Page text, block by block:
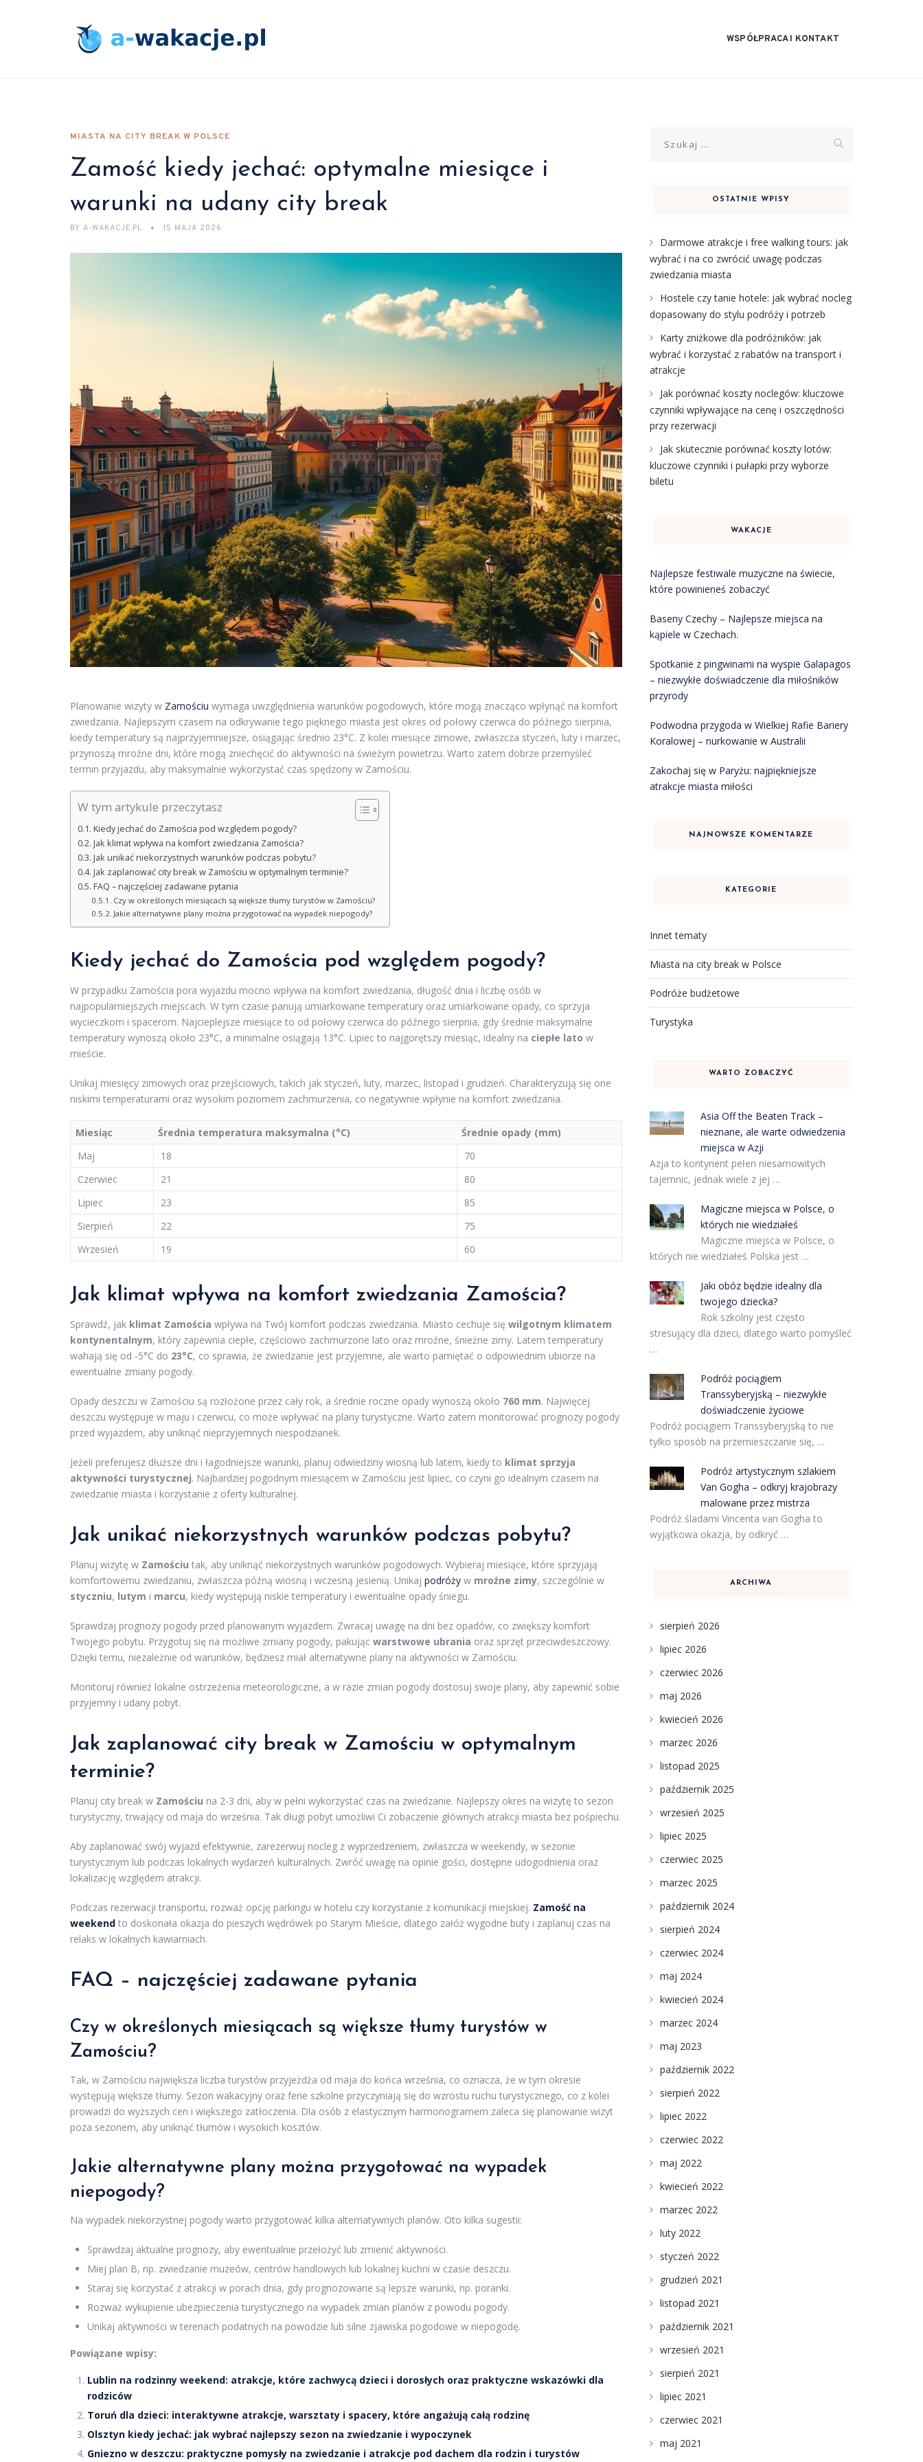
WSPÓŁPRACA I KONTAKT
MIASTA NA CITY BREAK W POLSCE
Zamość kiedy jechać: optymalne miesiące i
warunki na udany city break
BY A-WAKACJE.PL 15 MAJA 2026
Planowanie wizyty w Zamościu wymaga uwzględnienia warunków pogodowych, które mogą znacząco wpłynąć na komfort
zwiedzania. Najlepszym czasem na odkrywanie tego pięknego miasta jest okres od połowy czerwca do późnego sierpnia,
kiedy temperatury są najprzyjemniejsze, osiągając średnio 23°C. Z kolei miesiące zimowe, zwłaszcza styczeń, luty i marzec,
przynoszą mroźne dni, które mogą zniechęcić do aktywności na świeżym powietrzu. Warto zatem dobrze przemyśleć
termin przyjazdu, aby maksymalnie wykorzystać czas spędzony w Zamościu.
W tym artykule przeczytasz
Kiedy jechać do Zamościa pod względem pogody?
Jak klimat wpływa na komfort zwiedzania Zamościa?
Jak unikać niekorzystnych warunków podczas pobytu?
Jak zaplanować city break w Zamościu w optymalnym terminie?
FAQ – najczęściej zadawane pytania
Czy w określonych miesiącach są większe tłumy turystów w Zamościu?
Jakie alternatywne plany można przygotować na wypadek niepogody?
Kiedy jechać do Zamościa pod względem pogody?
W przypadku Zamościa pora wyjazdu mocno wpływa na komfort zwiedzania, długość dnia i liczbę osób w
najpopularniejszych miejscach. W tym czasie panują umiarkowane temperatury oraz umiarkowane opady, co sprzyja
wycieczkom i spacerom. Najcieplejsze miesiące to od połowy czerwca do późnego sierpnia, gdy średnie maksymalne
temperatury wynoszą około 23°C, a minimalne osiągają 13°C. Lipiec to najgorętszy miesiąc, idealny na ciepłe lato w
mieście.
Unikaj miesięcy zimowych oraz przejściowych, takich jak styczeń, luty, marzec, listopad i grudzień. Charakteryzują się one
niskimi temperaturami oraz wysokim poziomem zachmurzenia, co negatywnie wpłynie na komfort zwiedzania.
Miesiąc Średnia temperatura maksymalna (°C)
Średnie opady (mm)
Maj
18
70
Czerwiec
21
80
Lipiec
23
85
Sierpień
22
75
Wrzesień
19 60
Jak klimat wpływa na komfort zwiedzania Zamościa?
Sprawdź, jak klimat Zamościa wpływa na Twój komfort podczas zwiedzania. Miasto cechuje się wilgotnym klimatem
kontynentalnym, który zapewnia ciepłe, częściowo zachmurzone lato oraz mroźne, śnieżne zimy. Latem temperatury
wahają się od -5°C do 23°C, co sprawia, że zwiedzanie jest przyjemne, ale warto pamiętać o odpowiednim ubiorze na
ewentualne zmiany pogody.
Opady deszczu w Zamościu są rozłożone przez cały rok, a średnie roczne opady wynoszą około 760 mm. Najwięcej
deszczu występuje w maju i czerwcu, co może wpływać na plany turystyczne. Warto zatem monitorować prognozy pogody
przed wyjazdem, aby uniknąć nieprzyjemnych niespodzianek.
Jeżeli preferujesz dłuższe dni i łagodniejsze warunki, planuj odwiedziny wiosną lub latem, kiedy to klimat sprzyja
aktywności turystycznej. Najbardziej pogodnym miesiącem w Zamościu jest lipiec, co czyni go idealnym czasem na
zwiedzanie miasta i korzystanie z oferty kulturalnej.
Jak unikać niekorzystnych warunków podczas pobytu?
Planuj wizytę w Zamościu tak, aby uniknąć niekorzystnych warunków pogodowych. Wybieraj miesiące, które sprzyjają
komfortowemu zwiedzaniu, zwłaszcza późną wiosną i wczesną jesienią. Unikaj podróży w mroźne zimy, szczególnie w
styczniu, lutym i marcu, kiedy występują niskie temperatury i ewentualne opady śniegu.
Sprawdzaj prognozy pogody przed planowanym wyjazdem. Zwracaj uwagę na dni bez opadów, co zwiększy komfort
Twojego pobytu. Przygotuj się na możliwe zmiany pogody, pakując warstwowe ubrania oraz sprzęt przeciwdeszczowy.
Dzięki temu, niezależnie od warunków, będziesz miał alternatywne plany na aktywności w Zamościu.
Monitoruj również lokalne ostrzeżenia meteorologiczne, a w razie zmian pogody dostosuj swoje plany, aby zapewnić sobie
przyjemny i udany pobyt.
Jak zaplanować city break w Zamościu w optymalnym
terminie?
Planuj city break w Zamościu na 2-3 dni, aby w pełni wykorzystać czas na zwiedzanie. Najlepszy okres na wizytę to sezon
turystyczny, trwający od maja do września. Tak długi pobyt umożliwi Ci zobaczenie głównych atrakcji miasta bez pośpiechu.
Aby zaplanować swój wyjazd efektywnie, zarezerwuj nocleg z wyprzedzeniem, zwłaszcza w weekendy, w sezonie
turystycznym lub podczas lokalnych wydarzeń kulturalnych. Zwróć uwagę na opinie gości, dostępne udogodnienia oraz
lokalizację względem atrakcji.
Podczas rezerwacji transportu, rozważ opcję parkingu w hotelu czy korzystanie z komunikacji miejskiej. Zamość na
weekend to doskonała okazja do pieszych wędrówek po Starym Mieście, dlatego załóż wygodne buty i zaplanuj czas na
relaks w lokalnych kawiarniach.
FAQ – najczęściej zadawane pytania
Czy w określonych miesiącach są większe tłumy turystów w
Zamościu?
Tak, w Zamościu największa liczba turystów przyjeżdża od maja do końca września, co oznacza, że w tym okresie
występują większe tłumy. Sezon wakacyjny oraz ferie szkolne przyczyniają się do wzrostu ruchu turystycznego, co z kolei
prowadzi do wyższych cen i większego zatłoczenia. Dla osób z elastycznym harmonogramem zaleca się planowanie wizyt
poza sezonem, aby uniknąć tłumów i wysokich kosztów.
Jakie alternatywne plany można przygotować na wypadek
niepogody?
Na wypadek niekorzystnej pogody warto przygotować kilka alternatywnych planów. Oto kilka sugestii:
Sprawdzaj aktualne prognozy, aby ewentualnie przełożyć lub zmienić aktywności.
Miej plan B, np. zwiedzanie muzeów, centrów handlowych lub lokalnej kuchni w czasie deszczu.
Staraj się korzystać z atrakcji w porach dnia, gdy prognozowane są lepsze warunki, np. poranki.
Rozważ wykupienie ubezpieczenia turystycznego na wypadek zmian planów z powodu pogody.
Unikaj aktywności w terenach podatnych na powodzie lub silne zjawiska pogodowe w niepogodę.
Powiązane wpisy:
Lublin na rodzinny weekend: atrakcje, które zachwycą dzieci i dorosłych oraz praktyczne wskazówki dla
rodziców
Toruń dla dzieci: interaktywne atrakcje, warsztaty i spacery, które angażują całą rodzinę
Olsztyn kiedy jechać: jak wybrać najlepszy sezon na zwiedzanie i wypoczynek
Gniezno w deszczu: praktyczne pomysły na zwiedzanie i atrakcje pod dachem dla rodzin i turystów
OSTATNIE WPISY
Darmowe atrakcje i free walking tours: jak
wybrać i na co zwrócić uwagę podczas
zwiedzania miasta
Hostele czy tanie hotele: jak wybrać nocleg
dopasowany do stylu podróży i potrzeb
Karty zniżkowe dla podróżników: jak
wybrać i korzystać z rabatów na transport i
atrakcje
Jak porównać koszty noclegów: kluczowe
czynniki wpływające na cenę i oszczędności
przy rezerwacji
Jak skutecznie porównać koszty lotów:
kluczowe czynniki i pułapki przy wyborze
biletu
WAKACJE
Najlepsze festiwale muzyczne na świecie,
które powinieneś zobaczyć
Baseny Czechy – Najlepsze miejsca na
kąpiele w Czechach.
Spotkanie z pingwinami na wyspie Galapagos
– niezwykłe doświadczenie dla miłośników
przyrody
Podwodna przygoda w Wielkiej Rafie Bariery
Koralowej – nurkowanie w Australii
Zakochaj się w Paryżu: najpiękniejsze
atrakcje miasta miłości
NAJNOWSZE KOMENTARZE
KATEGORIE
Innet tematy
Miasta na city break w Polsce
Podróże budżetowe
Turystyka
WARTO ZOBACZYĆ
Asia Off the Beaten Track –
nieznane, ale warte odwiedzenia
miejsca w Azji
Azja to kontynent pełen niesamowitych
tajemnic, jednak wiele z jej …
Magiczne miejsca w Polsce, o
których nie wiedziałeś
Magiczne miejsca w Polsce, o
których nie wiedziałeś Polska jest …
Jaki obóz będzie idealny dla
twojego dziecka?
Rok szkolny jest często
stresujący dla dzieci, dlatego warto pomyśleć
…
Podróż pociągiem
Transsyberyjską – niezwykłe
doświadczenie życiowe
Podróż pociągiem Transsyberyjską to nie
tylko sposób na przemieszczanie się, …
Podróż artystycznym szlakiem
Van Gogha – odkryj krajobrazy
malowane przez mistrza
Podróż śladami Vincenta van Gogha to
wyjątkowa okazja, by odkryć …
ARCHIWA
sierpień 2026
lipiec 2026
czerwiec 2026
maj 2026
kwiecień 2026
marzec 2026
listopad 2025
październik 2025
wrzesień 2025
lipiec 2025
czerwiec 2025
marzec 2025
październik 2024
sierpień 2024
czerwiec 2024
maj 2024
kwiecień 2024
marzec 2024
maj 2023
październik 2022
sierpień 2022
lipiec 2022
czerwiec 2022
maj 2022
kwiecień 2022
marzec 2022
luty 2022
styczeń 2022
grudzień 2021
listopad 2021
październik 2021
wrzesień 2021
sierpień 2021
lipiec 2021
czerwiec 2021
maj 2021